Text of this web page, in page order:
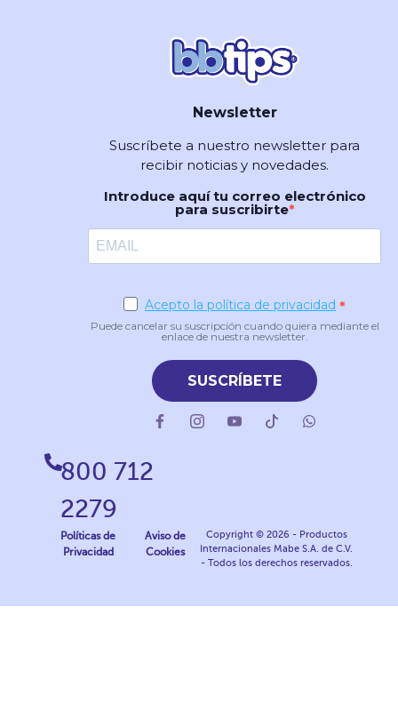
Newsletter
Suscríbete a nuestro newsletter para
recibir noticias y novedades.
Introduce aquí tu correo electrónico
para suscribirte
Acepto la política de privacidad
Puede cancelar su suscripción cuando quiera mediante el
enlace de nuestra newsletter.
SUSCRÍBETE
800 712
2279
Políticas de
Privacidad
Aviso de
Cookies
Copyright © 2026 - Productos
Internacionales Mabe S.A. de C.V.
- Todos los derechos reservados.